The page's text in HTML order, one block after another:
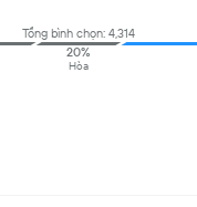
Tổng bình chọn: 4,314
20%
Hòa